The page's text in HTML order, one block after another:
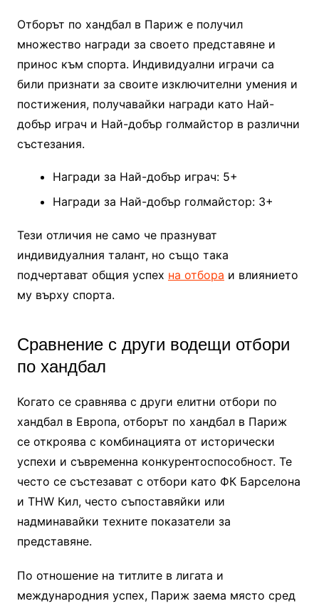
Отборът по хандбал в Париж е получил
множество награди за своето представяне и
принос към спорта. Индивидуални играчи са
били признати за своите изключителни умения и
постижения, получавайки награди като Най-
добър играч и Най-добър голмайстор в различни
състезания.
Награди за Най-добър играч: 5+
Награди за Най-добър голмайстор: 3+
Тези отличия не само че празнуват
индивидуалния талант, но също така
подчертават общия успех на отбора и влиянието
му върху спорта.
Сравнение с други водещи отбори
по хандбал
Когато се сравнява с други елитни отбори по
хандбал в Европа, отборът по хандбал в Париж
се откроява с комбинацията от исторически
успехи и съвременна конкурентоспособност. Те
често се състезават с отбори като ФК Барселона
и THW Кил, често съпоставяйки или
надминавайки техните показатели за
представяне.
По отношение на титлите в лигата и
международния успех, Париж заема място сред